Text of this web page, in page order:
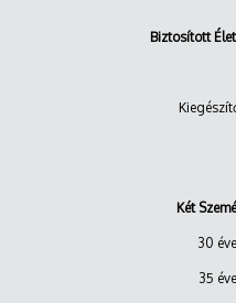
Két
30
35